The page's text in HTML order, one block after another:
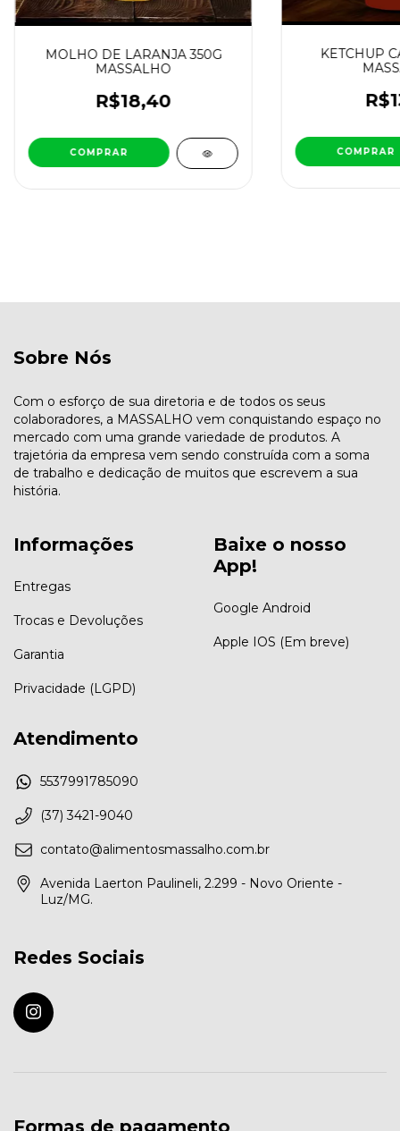
MOLHO DE LARANJA 350G
MASSALHO
R$18,40
KETCHUP
Sobre Nós
Com o esforço de sua diretoria e de todos os seus
colaboradores, a MASSALHO vem conquistando espaço no
mercado com uma grande variedade de produtos. A
trajetória da empresa vem sendo construída com a soma
de trabalho e dedicação de muitos que escrevem a sua
história.
Informações
Entregas
Trocas e Devoluções
Garantia
Privacidade (LGPD)
Baixe o nosso
App!
Google Android
Apple IOS (Em breve)
Atendimento
5537991785090
(37) 3421-9040
contato@alimentosmassalho.com.br
Avenida Laerton Paulineli, 2.299 - Novo Oriente -
Luz/MG.
Redes Sociais
Formas de pagamento